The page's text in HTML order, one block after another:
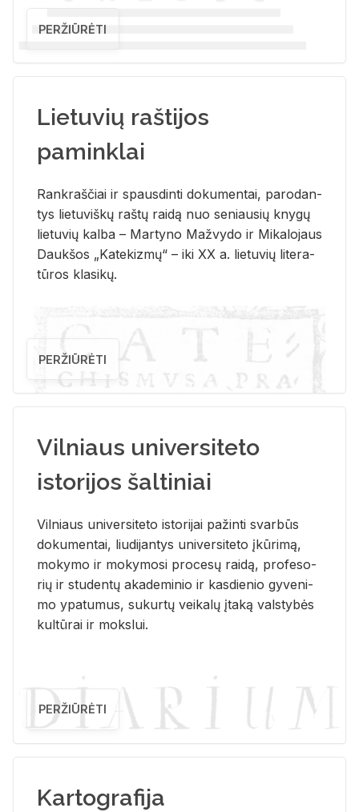
PERŽIŪRĖTI
Lietuvių raštijos
paminklai
Rank­raš­čiai ir spaus­din­ti do­ku­men­tai, pa­ro­dan­
tys lie­tu­viš­kų raš­tų rai­dą nuo se­niau­sių kny­gų
lie­tu­vių kal­ba – Mar­ty­no Ma­žvy­do ir Mi­ka­lo­jaus
Dauk­šos „Ka­te­kiz­mų“ – iki XX a. lie­tu­vių li­te­ra­
tū­ros kla­si­kų.
PERŽIŪRĖTI
Vilniaus universiteto
istorijos šaltiniai
Vil­niaus uni­ver­si­te­to is­to­ri­jai pa­žin­ti svar­būs
do­ku­men­tai, liu­di­jan­tys uni­ver­si­te­to įkū­ri­mą,
mo­ky­mo ir mo­ky­mo­si pro­ce­sų rai­dą, pro­fe­so­
rių ir stu­den­tų aka­de­mi­nio ir kas­die­nio gy­ve­ni­
mo ypa­tu­mus, su­kur­tų vei­ka­lų įta­ką vals­ty­bės
kul­tū­rai ir moks­lui.
PERŽIŪRĖTI
Kartografija